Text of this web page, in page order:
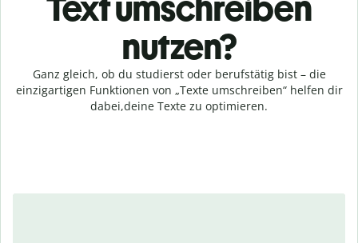
nutzen?
Ganz gleich, ob du studierst oder berufstätig bist – die
einzigartigen Funktionen von „Texte umschreiben“ helfen dir
dabei,deine Texte zu optimieren.